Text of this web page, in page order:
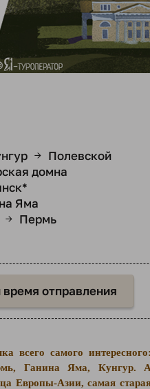
→ Полевской
домна
Яма
→ Пермь
отправления
всего самого
Ганина Яма, Кунгур.
Европы-Азии, самая